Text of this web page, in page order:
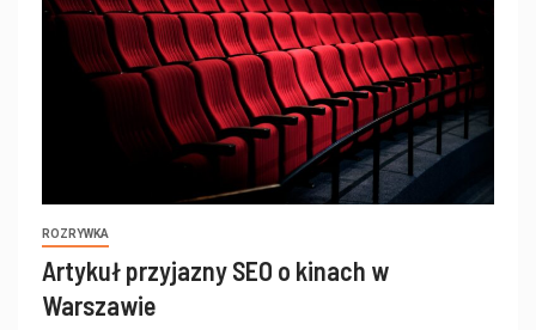
ROZRYWKA
Artykuł przyjazny SEO o kinach w
Warszawie